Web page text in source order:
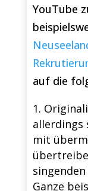
YouTube
auf die
allerdings
mit
Ganze